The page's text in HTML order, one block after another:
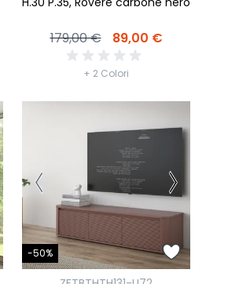
179,00 € 89,00 €
+ 2 Colori
-50%